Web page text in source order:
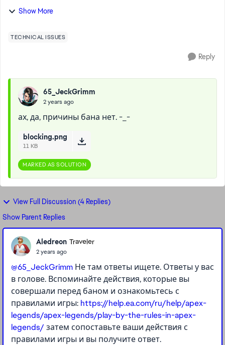
Писал тикеты в ТП с просьбой внести конкретику по
Show More
TECHNICAL ISSUES
Reply
65_JeckGrimm
2 years ago
ах, да, причины бана нет. -_-
blocking.png
11 KB
MARKED AS SOLUTION
View Full Discussion (4 Replies)
Show Parent Replies
Aledreon Traveler
2 years ago
@65_JeckGrimm Не там ответы ищете. Ответы у вас
в голове. Вспоминайте действия, которые вы
совершали перед баном и ознакомьтесь с
правилами игры: https://help.ea.com/ru/help/apex-
legends/apex-legends/play-by-the-rules-in-apex-
legends/ затем сопоставьте ваши действия с
правилами игры и вы получите ответ.